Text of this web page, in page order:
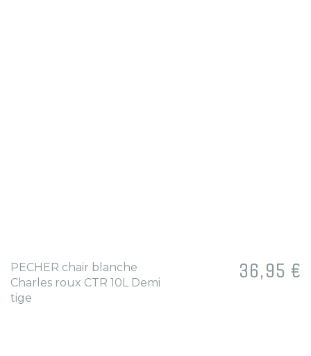
PECHER chair blanche
Charles roux CTR 10L Demi
tige
Prix
36,95 €